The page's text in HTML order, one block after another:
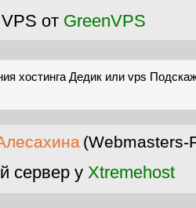
от GreenVPS
хостинга Дедик или vps
(Webmasters-
сервер у Xtremehost